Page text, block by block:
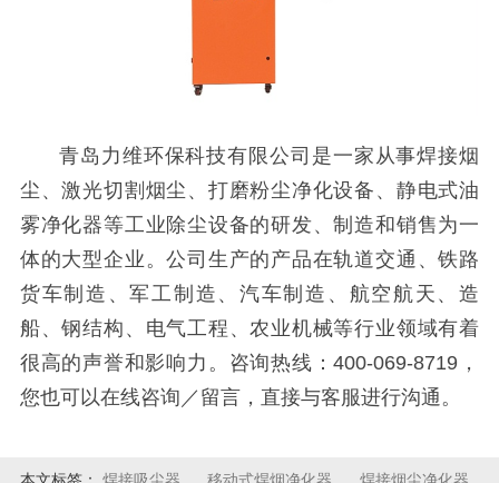
青岛力维环保科技有限公司是一家从事焊接烟
尘、激光切割烟尘、打磨粉尘净化设备、静电式油
雾净化器等工业除尘设备的研发、制造和销售为一
体的大型企业。公司生产的产品在轨道交通、铁路
货车制造、军工制造、汽车制造、航空航天、造
船、钢结构、电气工程、农业机械等行业领域有着
很高的声誉和影响力。咨询热线：400-069-8719，
您也可以在线咨询／留言，直接与客服进行沟通。